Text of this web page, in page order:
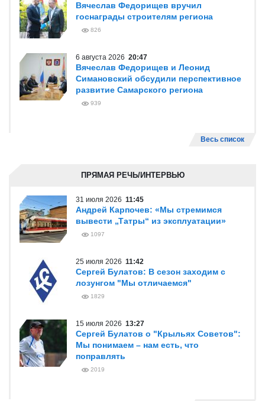
Вячеслав Федорищев вручил
госнаграды строителям региона
826
6 августа 2026 20:47
Вячеслав Федорищев и Леонид
Симановский обсудили перспективное
развитие Самарского региона
939
Весь список
ПРЯМАЯ РЕЧЬ/ИНТЕРВЬЮ
31 июля 2026 11:45
Андрей Карпочев: «Мы стремимся
вывести „Татры“ из эксплуатации»
1097
25 июля 2026 11:42
Сергей Булатов: В сезон заходим с
лозунгом "Мы отличаемся"
1829
15 июля 2026 13:27
Сергей Булатов о "Крыльях Советов":
Мы понимаем – нам есть, что
поправлять
2019